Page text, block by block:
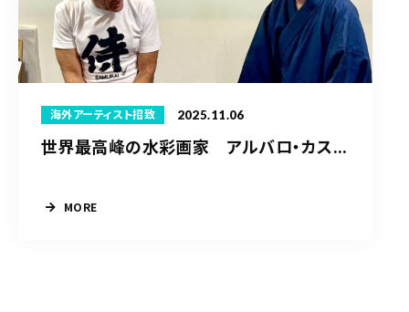
海外アーティスト招致 2025.11.06
世界最高峰の水彩画家 アルバロ・カス...
MORE